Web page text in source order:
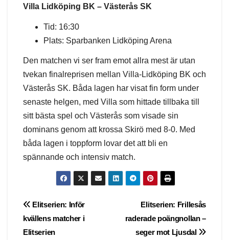
Villa Lidköping BK – Västerås SK
Tid: 16:30
Plats: Sparbanken Lidköping Arena
Den matchen vi ser fram emot allra mest är utan
tvekan finalreprisen mellan Villa-Lidköping BK och
Västerås SK. Båda lagen har visat fin form under
senaste helgen, med Villa som hittade tillbaka till
sitt bästa spel och Västerås som visade sin
dominans genom att krossa Skirö med 8-0. Med
båda lagen i toppform lovar det att bli en
spännande och intensiv match.
Post
navigation
Elitserien: Frillesås
raderade poängnollan –
seger mot Ljusdal
Elitserien: Inför
kvällens matcher i
Elitserien